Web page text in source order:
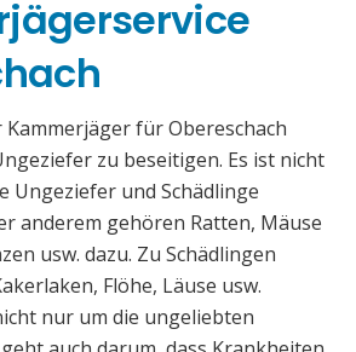
für Obereschach
zu beseitigen. Es ist nicht
Ungeziefer und Schädlinge
anderem gehören Ratten, Mäuse
usw. dazu. Zu Schädlingen
Flöhe, Läuse usw.
nur um die ungeliebten